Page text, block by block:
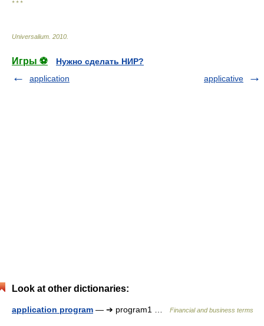
* * *
Universalium 2010
Игры ⚽
Нужно сделать НИР?
application
applicative
Look at other dictionaries:
application program — ➔ program1 … Financial and business terms